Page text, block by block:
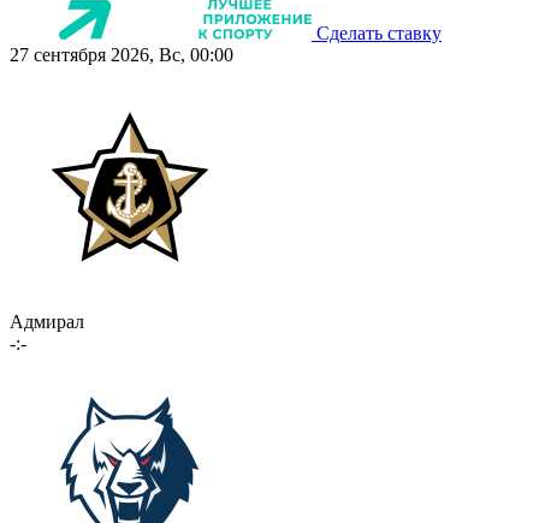
Сделать ставку
27 сентября 2026, Вс, 00:00
Адмирал
-:-